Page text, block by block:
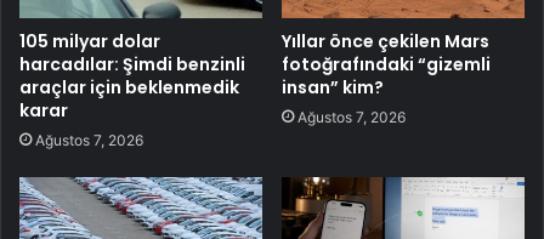
105 milyar dolar
harcadılar: Şimdi benzinli
araçlar için beklenmedik
karar
Ağustos 7, 2026
Yıllar önce çekilen Mars
fotoğrafındaki “gizemli
insan” kim?
Ağustos 7, 2026